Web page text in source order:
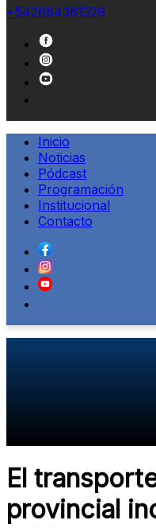
+542664361329
Inicio
Noticias
Pódcast
Programación
Institucional
Contacto
El
provincial